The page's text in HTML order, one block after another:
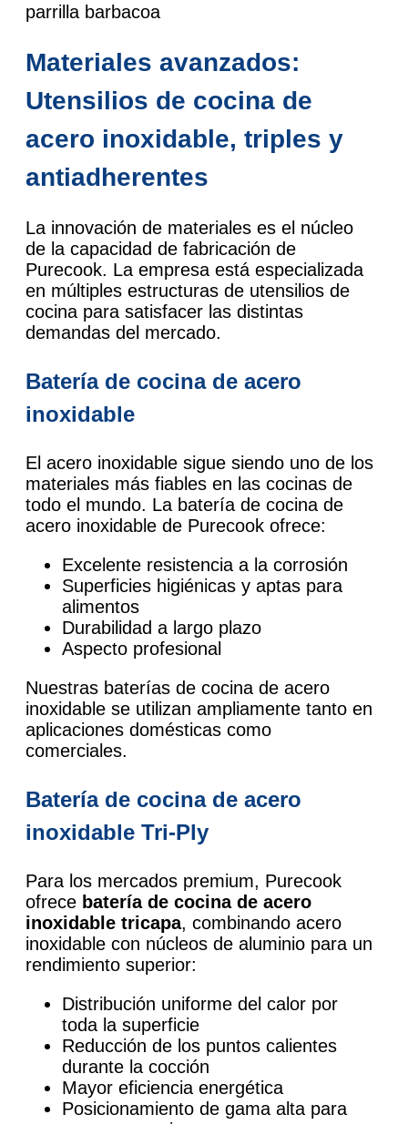
parrilla barbacoa
Materiales avanzados:
Utensilios de cocina de
acero inoxidable, triples y
antiadherentes
La innovación de materiales es el núcleo
de la capacidad de fabricación de
Purecook. La empresa está especializada
en múltiples estructuras de utensilios de
cocina para satisfacer las distintas
demandas del mercado.
Batería de cocina de acero
inoxidable
El acero inoxidable sigue siendo uno de los
materiales más fiables en las cocinas de
todo el mundo. La batería de cocina de
acero inoxidable de Purecook ofrece:
Excelente resistencia a la corrosión
Superficies higiénicas y aptas para
alimentos
Durabilidad a largo plazo
Aspecto profesional
Nuestras baterías de cocina de acero
inoxidable se utilizan ampliamente tanto en
aplicaciones domésticas como
comerciales.
Batería de cocina de acero
inoxidable Tri-Ply
Para los mercados premium, Purecook
ofrece batería de cocina de acero
inoxidable tricapa, combinando acero
inoxidable con núcleos de aluminio para un
rendimiento superior:
Distribución uniforme del calor por
toda la superficie
Reducción de los puntos calientes
durante la cocción
Mayor eficiencia energética
Posicionamiento de gama alta para